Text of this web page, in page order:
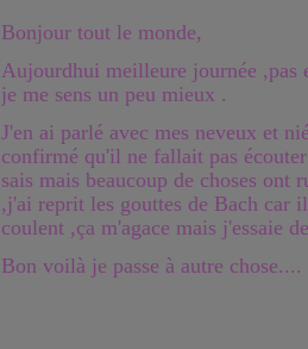
Bonjour tout le monde,
Aujourdhui meilleure journée ,pas
je me sens un peu mieux .
J'en ai parlé avec mes neveux et
confirmé qu'il ne fallait pas
sais mais beaucoup de choses ont
,j'ai reprit les gouttes de Bach car
coulent ,ça m'agace mais j'essaie
Bon voilà je passe à autre chose....